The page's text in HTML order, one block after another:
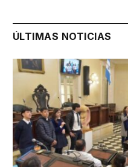
ÚLTIMAS NOTICIAS